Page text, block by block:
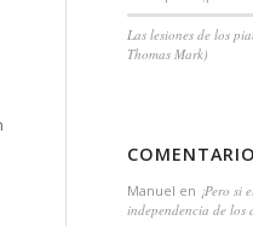
Las lesiones de los
Thomas Mark)
Manuel en ¡Pero si
independencia de los